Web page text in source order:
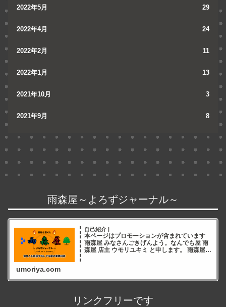
2022年5月 29
2022年4月 24
2022年2月 11
2022年1月 13
2021年10月 3
2021年9月 8
雨森屋～よろずジャーナル～
自己紹介 |
本ページはプロモーションが含まれています
雨森屋 みなさんごきげんよう。なんでも屋 雨
森屋 店主 ウモリユキミ と申します。 雨森屋店
umoriya.com
リンクフリーです